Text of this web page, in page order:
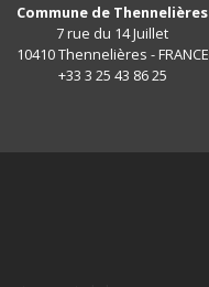
Commune de Thennelières
7 rue du 14 Juillet
10410 Thennelières - FRANCE
+33 3 25 43 86 25